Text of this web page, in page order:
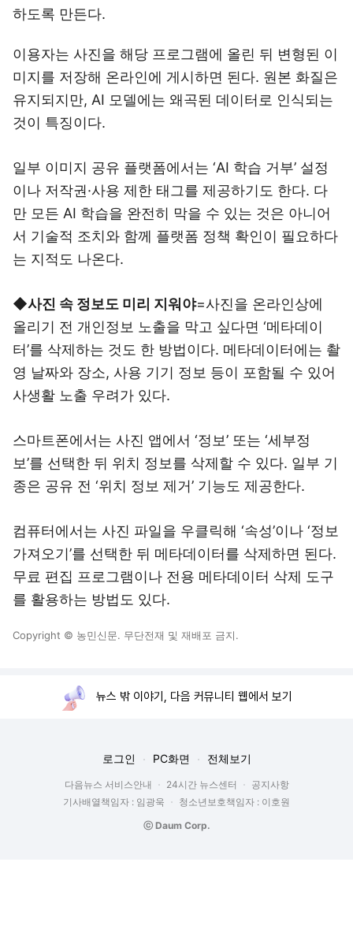
하도록 만든다.
이용자는 사진을 해당 프로그램에 올린 뒤 변형된 이
미지를 저장해 온라인에 게시하면 된다. 원본 화질은
유지되지만, AI 모델에는 왜곡된 데이터로 인식되는
것이 특징이다.
일부 이미지 공유 플랫폼에서는 ‘AI 학습 거부’ 설정
이나 저작권·사용 제한 태그를 제공하기도 한다. 다
만 모든 AI 학습을 완전히 막을 수 있는 것은 아니어
서 기술적 조치와 함께 플랫폼 정책 확인이 필요하다
는 지적도 나온다.
◆사진 속 정보도 미리 지워야=사진을 온라인상에
올리기 전 개인정보 노출을 막고 싶다면 ‘메타데이
터’를 삭제하는 것도 한 방법이다. 메타데이터에는 촬
영 날짜와 장소, 사용 기기 정보 등이 포함될 수 있어
사생활 노출 우려가 있다.
스마트폰에서는 사진 앱에서 ‘정보’ 또는 ‘세부정
보’를 선택한 뒤 위치 정보를 삭제할 수 있다. 일부 기
종은 공유 전 ‘위치 정보 제거’ 기능도 제공한다.
컴퓨터에서는 사진 파일을 우클릭해 ‘속성’이나 ‘정보
가져오기’를 선택한 뒤 메타데이터를 삭제하면 된다.
무료 편집 프로그램이나 전용 메타데이터 삭제 도구
를 활용하는 방법도 있다.
Copyright © 농민신문. 무단전재 및 재배포 금지.
뉴스 밖 이야기, 다음 커뮤니티 웹에서 보기
로그인 PC화면 전체보기
다음뉴스 서비스안내 24시간 뉴스센터
공지사항
기사배열책임자 : 임광욱
청소년보호책임자 : 이호원
ⓒ Daum Corp.